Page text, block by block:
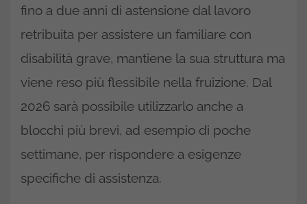
fino a due anni di astensione dal lavoro
retribuita per assistere un familiare con
disabilità grave, mantiene la sua struttura ma
viene reso più flessibile nella fruizione. Dal
2026 sarà possibile utilizzarlo anche a
blocchi più brevi, ad esempio di poche
settimane, per rispondere a esigenze
specifiche di assistenza.